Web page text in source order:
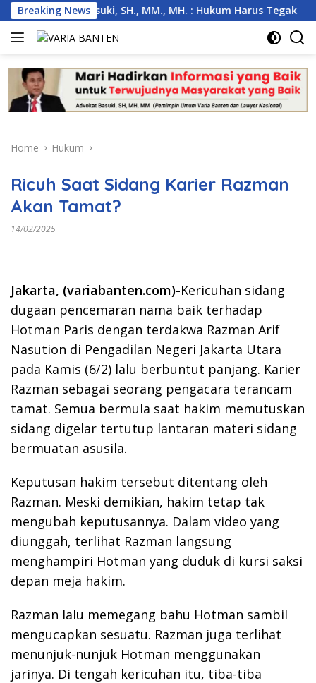
Skip
to
content
Breaking News
Basuki, SH., MM., MH. : Hukum Harus Tegak
Home Hukum
Ricuh Saat Sidang Karier Razman
Akan Tamat?
14/02/2025
Jakarta, (variabanten.com)-Kericuhan sidang
dugaan pencemaran nama baik terhadap
Hotman Paris dengan terdakwa Razman Arif
Nasution di Pengadilan Negeri Jakarta Utara
pada Kamis (6/2) lalu berbuntut panjang. Karier
Razman sebagai seorang pengacara terancam
tamat. Semua bermula saat hakim memutuskan
sidang digelar tertutup lantaran materi sidang
bermuatan asusila.
Keputusan hakim tersebut ditentang oleh
Razman. Meski demikian, hakim tetap tak
mengubah keputusannya. Dalam video yang
diunggah, terlihat Razman langsung
menghampiri Hotman yang duduk di kursi saksi
depan meja hakim.
Razman lalu memegang bahu Hotman sambil
mengucapkan sesuatu. Razman juga terlihat
menunjuk-nunjuk Hotman menggunakan
jarinya. Di tengah kericuhan itu, tiba-tiba